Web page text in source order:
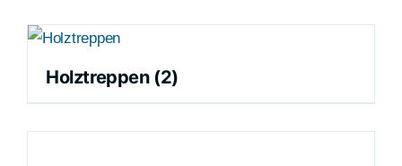
Holztreppen (2)